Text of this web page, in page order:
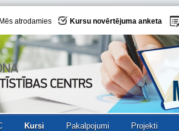
Mēs atrodamies Kursu novērtējuma anketa
Kursi Pakalpojumi Projekti